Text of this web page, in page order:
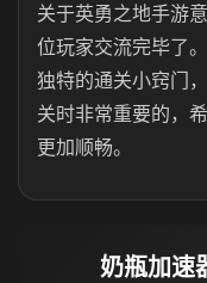
关于英勇之地手游
位玩家交流完毕了
独特的通关小窍门
关时非常重要的，
更加顺畅。
奶瓶加速